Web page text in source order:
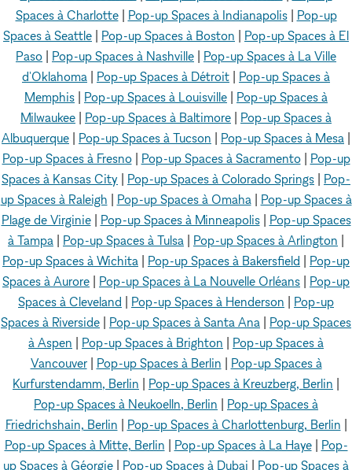
Spaces à Charlotte| Pop-up Spaces à Indianapolis| Pop-up
Spaces à Seattle
Pop-up Spaces à Boston
Pop-up Spaces à El
Paso
Pop-up Spaces à Nashville
Pop-up Spaces à La Ville
d'Oklahoma
Pop-up Spaces à Détroit
Pop-up Spaces à
Memphis
Pop-up Spaces à Louisville
Pop-up Spaces à
Milwaukee
Pop-up Spaces à Baltimore
Pop-up Spaces à
Albuquerque
Pop-up Spaces à Tucson Pop-up Spaces à Mesa
Pop-up Spaces à Fresno| Pop-up Spaces à Sacramento| Pop-up
Spaces à Kansas City
Pop-up Spaces à Colorado Springs
Pop-
up Spaces à Raleigh
Pop-up Spaces à Omaha| Pop-up Spaces à
Plage de Virginie| Pop-up Spaces à Minneapolis| Pop-up Spaces
à Tampa
Pop-up Spaces à Tulsa Pop-up Spaces à Arlington
Pop-up Spaces à Wichita
Pop-up Spaces à Bakersfield
Pop-up
Spaces à Aurore
Pop-up Spaces à La Nouvelle Orléans
Pop-up
Spaces à Cleveland
Pop-up Spaces à Henderson
Pop-up
Spaces à Riverside
Pop-up Spaces à Santa Ana
Pop-up Spaces
à Aspen
Pop-up Spaces à Brighton
Pop-up Spaces à
Vancouver| Pop-up Spaces à Berlin
Pop-up Spaces à
Kurfurstendamm, Berlin
Pop-up Spaces à Kreuzberg, Berlin
Pop-up Spaces à Neukoelln, Berlin
Pop-up Spaces à
Friedrichshain, Berlin
Pop-up Spaces à Charlottenburg, Berlin
Pop-up Spaces à Mitte, Berlin
Pop-up Spaces à La Haye| Pop-
up Spaces à Géorgie
Pop-up Spaces à Dubai Pop-up Spaces à